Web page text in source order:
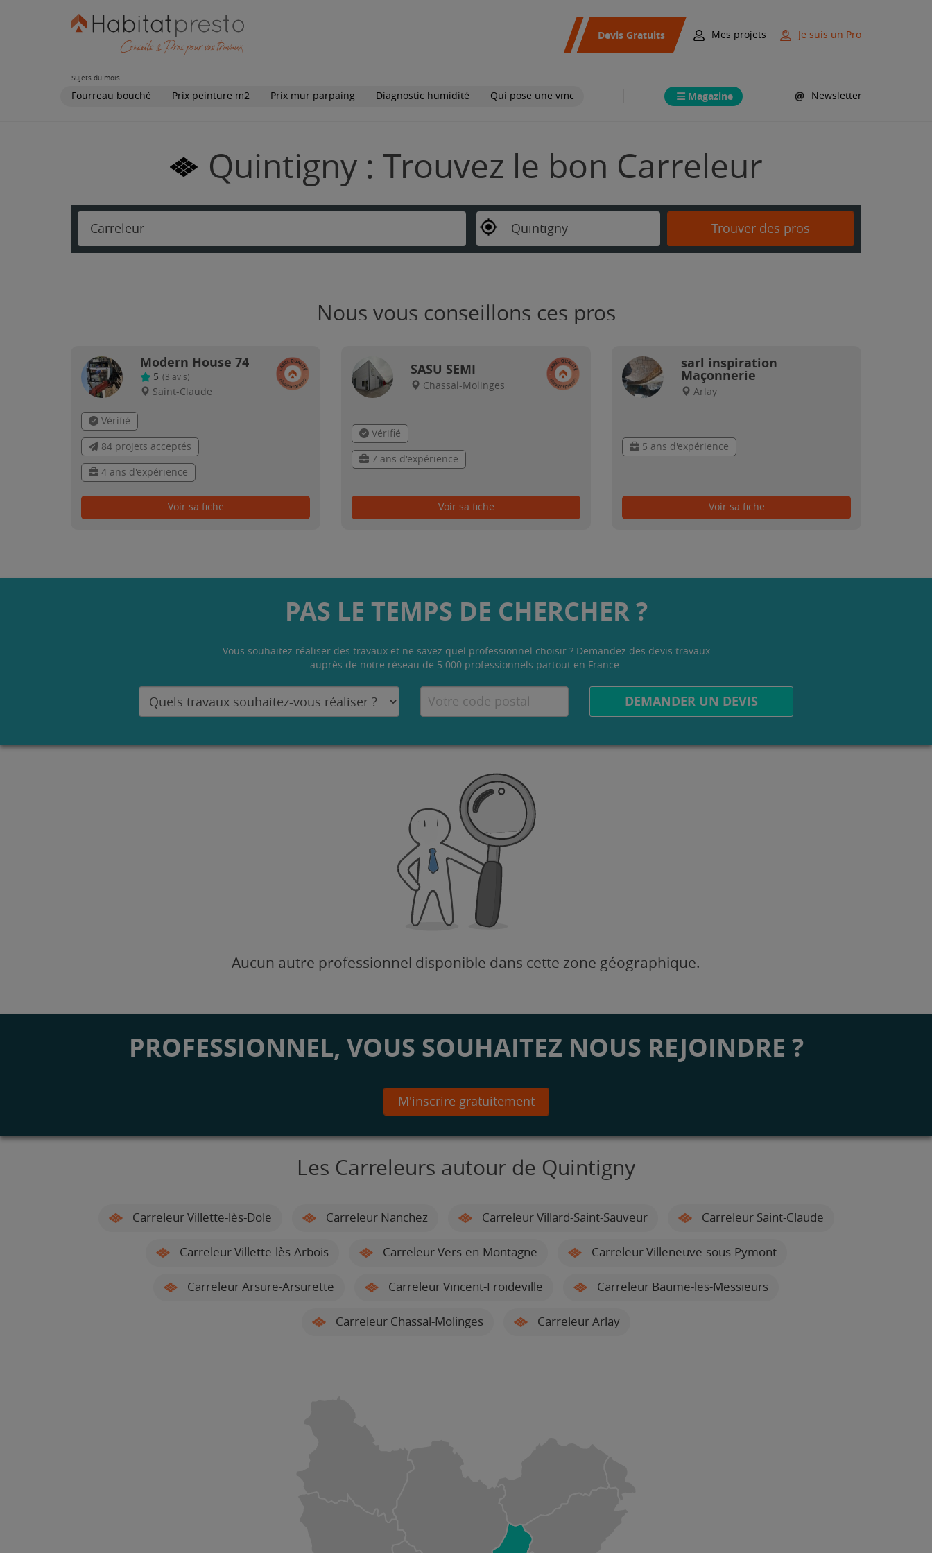
Devis Gratuits Mes projets Je suis un Pro
Sujets du mois
Fourreau bouché Prix peinture m2 Prix mur parpaing Diagnostic humidité Qui pose une vmc Magazine Newsletter
Quintigny : Trouvez le bon Carreleur
Carreleur Quintigny Trouver des pros
Nous vous conseillons ces pros
Modern House 74
5 (3 avis)
Saint-Claude
Vérifié
84 projets acceptés
4 ans d'expérience
Voir sa fiche
SASU SEMI
Chassal-Molinges
Vérifié
7 ans d'expérience
Voir sa fiche
sarl inspiration
Maçonnerie
Arlay
5 ans d'expérience
Voir sa fiche
PAS LE TEMPS DE CHERCHER ?
Vous souhaitez réaliser des travaux et ne savez quel professionnel choisir ? Demandez des devis travaux
auprès de notre réseau de 5 000 professionnels partout en France.
DEMANDER UN DEVIS
Aucun autre professionnel disponible dans cette zone géographique.
PROFESSIONNEL, VOUS SOUHAITEZ NOUS REJOINDRE ?
M'inscrire gratuitement
Les Carreleurs autour de Quintigny
Carreleur Villette-lès-Dole Carreleur Nanchez Carreleur Villard-Saint-Sauveur Carreleur Saint-Claude
Carreleur Villette-lès-Arbois Carreleur Vers-en-Montagne Carreleur Villeneuve-sous-Pymont
Carreleur Arsure-Arsurette Carreleur Vincent-Froideville Carreleur Baume-les-Messieurs
Carreleur Chassal-Molinges Carreleur Arlay